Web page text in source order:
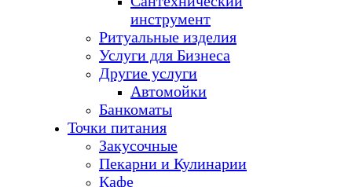
инструмент
Ритуальные изделия
Услуги для Бизнеса
Другие услуги
Автомойки
Банкоматы
Точки питания
Закусочные
Пекарни и Кулинарии
Кафе